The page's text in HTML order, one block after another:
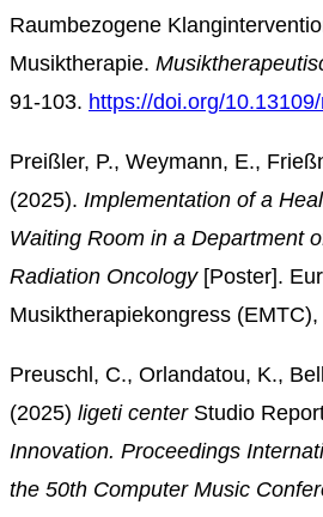
Raumbezogene
Musiktherapie.
91-103. https://doi.org/
Preißler, P., Weymann, E.,
(2025). Implementation of a
Waiting Room in a Department
Radiation Oncology[Poster].
Musiktherapiekongress (EMTC),
Preuschl, C., Orlandatou, K.,
(2025) ligeti centerStudio
Innovation. Proceedings
the 50th Computer Music